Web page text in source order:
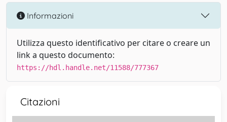
Informazioni
Utilizza questo identificativo per citare o creare un
link a questo documento:
https://hdl.handle.net/11588/777367
Citazioni